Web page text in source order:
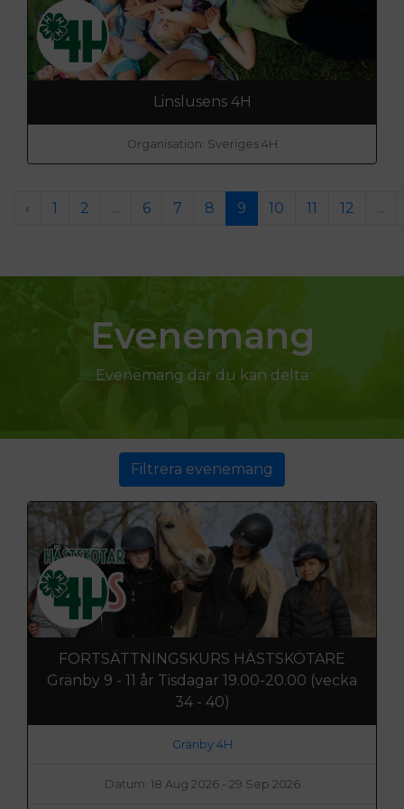
Linslusens 4H
Organisation: Sveriges 4H
‹ 1 2 ... 6 7 8 9 10 11 12 ...
Evenemang
Evenemang där du kan delta
Filtrera evenemang
FORTSÄTTNINGSKURS HÄSTSKÖTARE
Gränby 9 - 11 år Tisdagar 19.00-20.00 (vecka
34 - 40)
Gränby 4H
Datum: 18 Aug 2026 - 29 Sep 2026